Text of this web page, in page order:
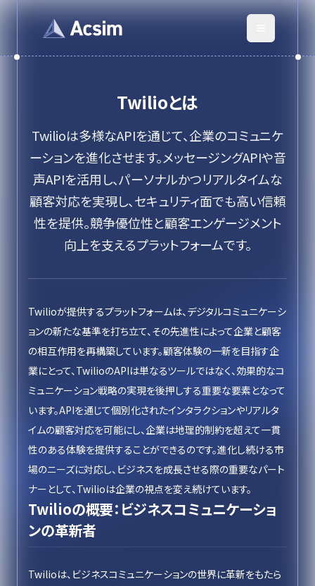
Twilioとは
Twilioは多様なAPIを通じて、企業のコミュニケ
ーションを進化させます。メッセージングAPIや音
声APIを活用し、パーソナルかつリアルタイムな
顧客対応を実現し、セキュリティ面でも高い信頼
性を提供。競争優位性と顧客エンゲージメント
向上を支えるプラットフォームです。
Twilioが提供するプラットフォームは、デジタルコミュニケーシ
ョンの新たな基準を打ち立て、その先進性によって企業と顧客
の相互作用を再構築しています。顧客体験の一新を目指す企
業にとって、TwilioのAPIは単なるツールではなく、効果的なコ
ミュニケーション戦略の実現を後押しする重要な要素となって
います。APIを通じて個別化されたインタラクションやリアルタ
イムの顧客対応を可能にし、企業は地理的制約を超えて一貫
性のある体験を提供することができるのです。進化し続ける市
場のニーズに対応し、ビジネスを成長させる際の重要なパート
ナーとして、Twilioは企業の視点を変え続けています。
Twilioの概要：ビジネスコミュニケーショ
ンの革新者
Twilioは、ビジネスコミュニケーションの世界に革新をもたら